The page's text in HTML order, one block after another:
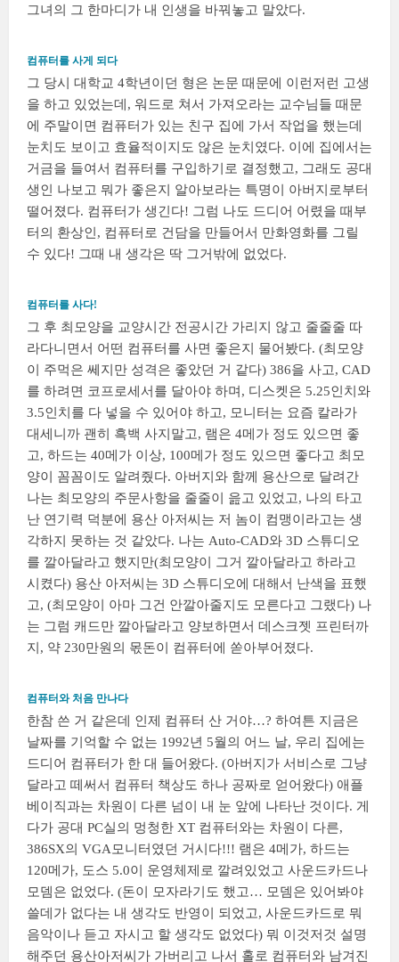
그녀의 그 한마디가 내 인생을 바꿔놓고 말았다.
컴퓨터를 사게 되다
그 당시 대학교 4학년이던 형은 논문 때문에 이런저런 고생
을 하고 있었는데, 워드로 쳐서 가져오라는 교수님들 때문
에 주말이면 컴퓨터가 있는 친구 집에 가서 작업을 했는데
눈치도 보이고 효율적이지도 않은 눈치였다. 이에 집에서는
거금을 들여서 컴퓨터를 구입하기로 결정했고, 그래도 공대
생인 나보고 뭐가 좋은지 알아보라는 특명이 아버지로부터
떨어졌다. 컴퓨터가 생긴다! 그럼 나도 드디어 어렸을 때부
터의 환상인, 컴퓨터로 건담을 만들어서 만화영화를 그릴
수 있다! 그때 내 생각은 딱 그거밖에 없었다.
컴퓨터를 사다!
그 후 최모양을 교양시간 전공시간 가리지 않고 줄줄줄 따
라다니면서 어떤 컴퓨터를 사면 좋은지 물어봤다. (최모양
이 주먹은 쎄지만 성격은 좋았던 거 같다) 386을 사고, CAD
를 하려면 코프로세서를 달아야 하며, 디스켓은 5.25인치와
3.5인치를 다 넣을 수 있어야 하고, 모니터는 요즘 칼라가
대세니까 괜히 흑백 사지말고, 램은 4메가 정도 있으면 좋
고, 하드는 40메가 이상, 100메가 정도 있으면 좋다고 최모
양이 꼼꼼이도 알려줬다. 아버지와 함께 용산으로 달려간
나는 최모양의 주문사항을 줄줄이 읊고 있었고, 나의 타고
난 연기력 덕분에 용산 아저씨는 저 놈이 컴맹이라고는 생
각하지 못하는 것 같았다. 나는 Auto-CAD와 3D 스튜디오
를 깔아달라고 했지만(최모양이 그거 깔아달라고 하라고
시켰다) 용산 아저씨는 3D 스튜디오에 대해서 난색을 표했
고, (최모양이 아마 그건 안깔아줄지도 모른다고 그랬다) 나
는 그럼 캐드만 깔아달라고 양보하면서 데스크젯 프린터까
지, 약 230만원의 몫돈이 컴퓨터에 쏟아부어졌다.
컴퓨터와 처음 만나다
한참 쓴 거 같은데 인제 컴퓨터 산 거야…? 하여튼 지금은
날짜를 기억할 수 없는 1992년 5월의 어느 날, 우리 집에는
드디어 컴퓨터가 한 대 들어왔다. (아버지가 서비스로 그냥
달라고 떼써서 컴퓨터 책상도 하나 공짜로 얻어왔다) 애플
베이직과는 차원이 다른 넘이 내 눈 앞에 나타난 것이다. 게
다가 공대 PC실의 멍청한 XT 컴퓨터와는 차원이 다른,
386SX의 VGA모니터였던 거시다!!! 램은 4메가, 하드는
120메가, 도스 5.0이 운영체제로 깔려있었고 사운드카드나
모뎀은 없었다. (돈이 모자라기도 했고… 모뎀은 있어봐야
쓸데가 없다는 내 생각도 반영이 되었고, 사운드카드로 뭐
음악이나 듣고 자시고 할 생각도 없었다) 뭐 이것저것 설명
해주던 용산아저씨가 가버리고 나서 홀로 컴퓨터와 남겨진